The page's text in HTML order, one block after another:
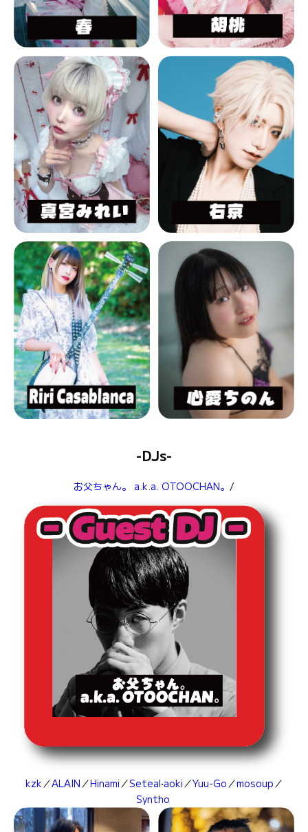
-DJs-
お父ちゃん。 a.k.a. OTOOCHAN。 /
kzk ／ALAIN ／Hinami ／Seteal•aoki ／Yuu-Go ／mosoup ／
Syntho